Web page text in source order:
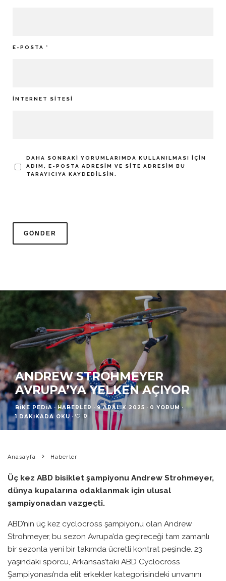
E-POSTA *
İNTERNET SITESI
DAHA SONRAKI YORUMLARIMDA KULLANILMASI IÇIN
ADIM, E-POSTA ADRESIM VE SITE ADRESIM BU
TARAYICIYA KAYDEDILSIN.
ANDREW STROHMEYER
AVRUPA’YA YELKEN AÇIYOR
BIKE PEDIA · HABERLER · 9 ARALIK 2025 · 0 YORUM ·
1 DAKIKADA OKU · 0
Anasayfa Haberler
Üç kez ABD bisiklet şampiyonu Andrew Strohmeyer,
dünya kupalarına odaklanmak için ulusal
şampiyonadan vazgeçti.
ABD’nin üç kez cyclocross şampiyonu olan Andrew
Strohmeyer, bu sezon Avrupa’da geçireceği tam zamanlı
bir sezonla yeni bir takımda ücretli kontrat peşinde. 23
yaşındaki sporcu, Arkansas’taki ABD Cyclocross
Şampiyonası’nda elit erkekler kategorisindeki unvanını